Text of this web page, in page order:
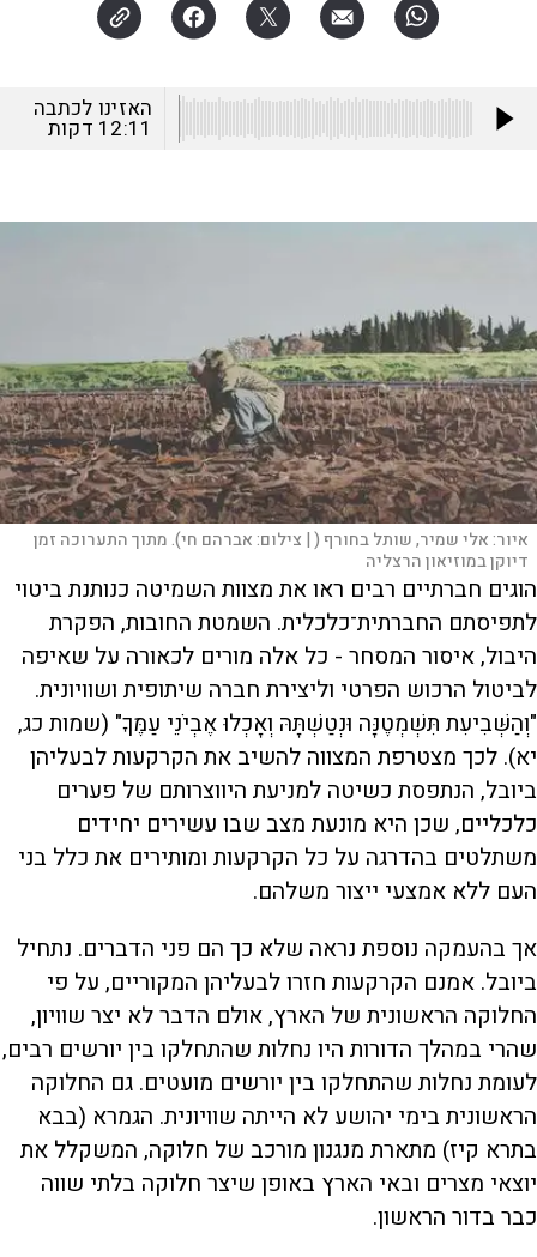
האזינו לכתבה
12:11 דקות
איור: אלי שמיר, שותל בחורף ( | צילום:אברהם חי). מתוך התערוכה זמן
דיוקן במוזיאון הרצליה
הוגים חברתיים רבים ראו את מצוות השמיטה כנותנת ביטוי
לתפיסתם החברתית־כלכלית. השמטת החובות, הפקרת
היבול, איסור המסחר - כל אלה מורים לכאורה על שאיפה
לביטול הרכוש הפרטי וליצירת חברה שיתופית ושוויונית.
"וְהַשְּׁבִיעִת תִּשְׁמְטֶנָּה וּנְטַשְׁתָּהּ וְאָכְלוּ אֶבְיֹנֵי עַמֶּךָ" (שמות כג,
יא). לכך מצטרפת המצווה להשיב את הקרקעות לבעליהן
ביובל, הנתפסת כשיטה למניעת היווצרותם של פערים
כלכליים, שכן היא מונעת מצב שבו עשירים יחידים
משתלטים בהדרגה על כל הקרקעות ומותירים את כלל בני
העם ללא אמצעי ייצור משלהם.
אך בהעמקה נוספת נראה שלא כך הם פני הדברים. נתחיל
ביובל. אמנם הקרקעות חזרו לבעליהן המקוריים, על פי
החלוקה הראשונית של הארץ, אולם הדבר לא יצר שוויון,
שהרי במהלך הדורות היו נחלות שהתחלקו בין יורשים רבים,
לעומת נחלות שהתחלקו בין יורשים מועטים. גם החלוקה
הראשונית בימי יהושע לא הייתה שוויונית. הגמרא (בבא
בתרא קיז) מתארת מנגנון מורכב של חלוקה, המשקלל את
יוצאי מצרים ובאי הארץ באופן שיצר חלוקה בלתי שווה
כבר בדור הראשון.